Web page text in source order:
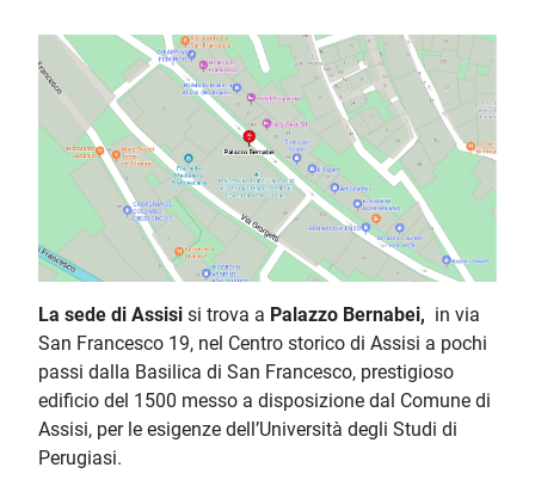
La sede di Assisi si trova a Palazzo Bernabei, in via
San Francesco 19, nel Centro storico di Assisi a pochi
passi dalla Basilica di San Francesco, prestigioso
edificio del 1500 messo a disposizione dal Comune di
Assisi, per le esigenze dell’Università degli Studi di
Perugiasi.